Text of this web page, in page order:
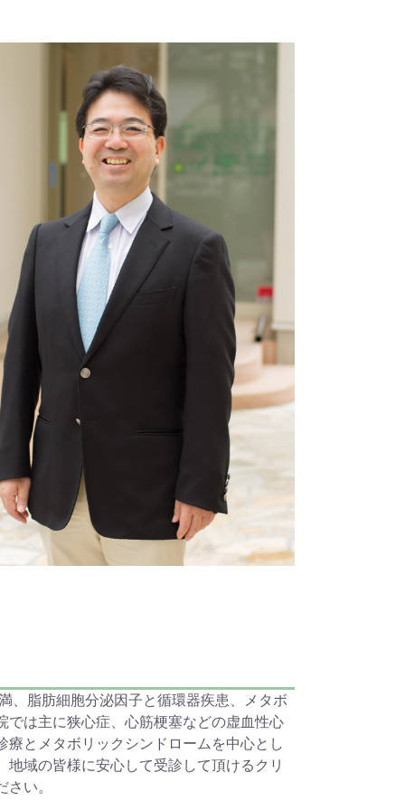
、脂肪細胞分泌因子と循環器疾患、メタボ
では主に狭心症、心筋梗塞などの虚血性心
とメタボリックシンドロームを中心とし
域の皆様に安心して受診して頂けるクリ
い。